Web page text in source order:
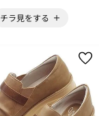
チラ見をする